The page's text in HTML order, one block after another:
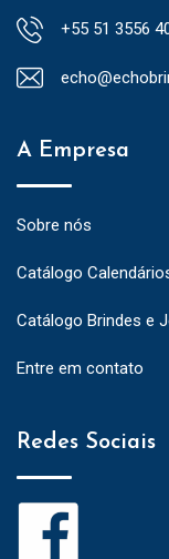
+55 51 3556
A Empresa
Sobre nós
Catálogo
Catálogo Brindes e
Entre em contato
Redes Sociais